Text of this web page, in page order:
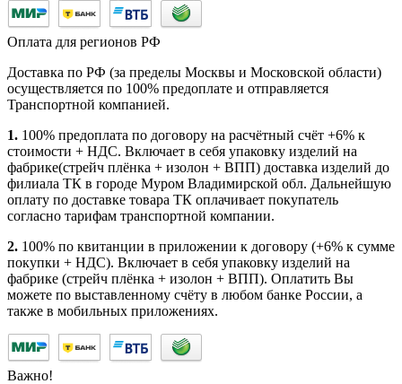
Оплата для регионов РФ
Доставка по РФ (за пределы Москвы и Московской области)
осуществляется по 100% предоплате и отправляется
Транспортной компанией.
1. 100% предоплата по договору на расчётный счёт +6% к
стоимости + НДС. Включает в себя упаковку изделий на
фабрике(стрейч плёнка + изолон + ВПП) доставка изделий до
филиала ТК в городе Муром Владимирской обл. Дальнейшую
оплату по доставке товара ТК оплачивает покупатель
согласно тарифам транспортной компании.
2. 100% по квитанции в приложении к договору (+6% к сумме
покупки + НДС). Включает в себя упаковку изделий на
фабрике (стрейч плёнка + изолон + ВПП). Оплатить Вы
можете по выставленному счёту в любом банке России, а
также в мобильных приложениях.
Важно!